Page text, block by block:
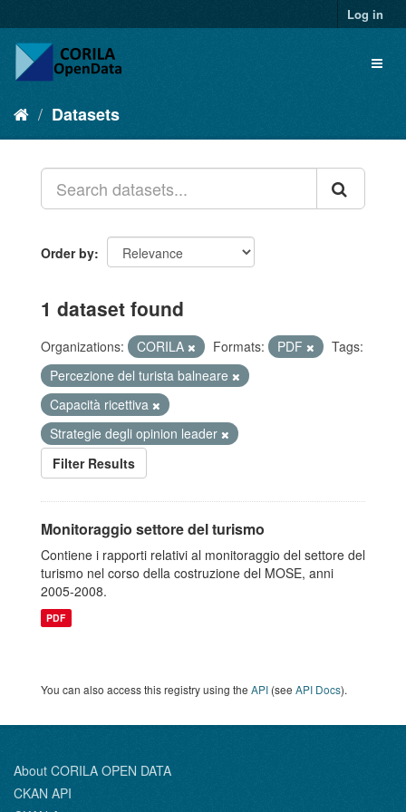
Log in
Datasets
Order by
1 dataset found
Organizations: CORILA Formats: PDF
Tags:
Percezione del turista balneare
Capacità ricettiva
Strategie degli opinion leader
Filter Results
Monitoraggio settore del turismo
Contiene i rapporti relativi al monitoraggio del settore del
turismo nel corso della costruzione del MOSE, anni
2005-2008.
PDF
You can also access this registry using the API (see API Docs).
About CORILA OPEN DATA
CKAN API